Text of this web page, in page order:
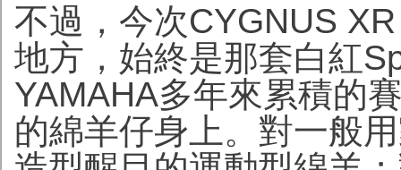
不過，今次CYGNUS
地方，始終是那套白紅
YAMAHA多年來累積的
的綿羊仔身上。對一般